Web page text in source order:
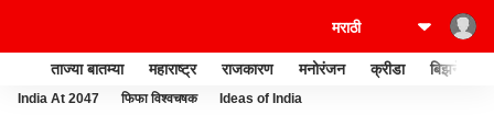
ताज्या बातम्या महाराष्ट्र राजकारण मनोरंजन क्रीडा बिझनेस
India At 2047 फिफा विश्वचषक Ideas of India